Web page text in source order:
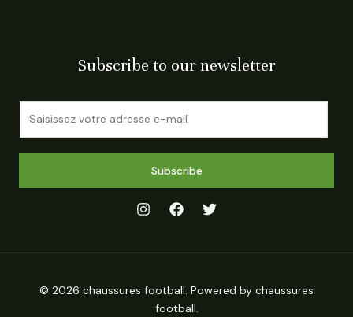
Subscribe to our newsletter
Subscribe
© 2026 chaussures football. Powered by chaussures
football.